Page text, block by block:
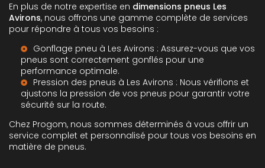
En plus de notre expertise en dimensions pneus Les
Avirons, nous offrons une gamme complète de services
pour répondre à tous vos besoins :
Gonflage pneu à Les Avirons : Assurez-vous que vos
pneus sont correctement gonflés pour une
performance optimale.
Pression des pneus à Les Avirons : Nous vérifions et
ajustons la pression de vos pneus pour garantir votre
sécurité sur la route.
Chez Progom, nous sommes déterminés à vous offrir un
service complet et personnalisé pour tous vos besoins en
matière de pneus.